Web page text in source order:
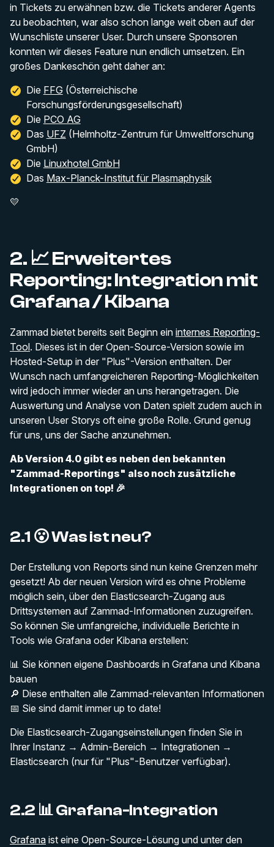
in Tickets zu erwähnen bzw. die Tickets anderer Agents
zu beobachten, war also schon lange weit oben auf der
Wunschliste unserer User. Durch unsere Sponsoren
konnten wir dieses Feature nun endlich umsetzen. Ein
großes Dankeschön geht daher an:
Die FFG(Österreichische
Forschungsförderungsgesellschaft)
Die PCO AG
Das UFZ (Helmholtz-Zentrum für Umweltforschung
GmbH)
Die Linuxhotel GmbH
Das Max-Planck-Institut für Plasmaphysik
💛
2. 📈 Erweitertes
Reporting: Integration mit
Grafana / Kibana
Zammad bietet bereits seit Beginn ein internes Reporting-
Tool. Dieses ist in der Open-Source-Version sowie im
Hosted-Setup in der "Plus"-Version enthalten. Der
Wunsch nach umfangreicheren Reporting-Möglichkeiten
wird jedoch immer wieder an uns herangetragen. Die
Auswertung und Analyse von Daten spielt zudem auch in
unseren User Storys oft eine große Rolle. Grund genug
für uns, uns der Sache anzunehmen.
Ab Version 4.0 gibt es neben den bekannten
"Zammad-Reportings" also noch zusätzliche
Integrationen on top! 🎉
2.1 😮 Was ist neu?
Der Erstellung von Reports sind nun keine Grenzen mehr
gesetzt! Ab der neuen Version wird es ohne Probleme
möglich sein, über den Elasticsearch-Zugang aus
Drittsystemen auf Zammad-Informationen zuzugreifen.
So können Sie umfangreiche, individuelle Berichte in
Tools wie Grafana oder Kibana erstellen:
📊 Sie können eigene Dashboards in Grafana und Kibana
bauen
🔎 Diese enthalten alle Zammad-relevanten Informationen
📅 Sie sind damit immer up to date!
Die Elasticsearch-Zugangseinstellungen finden Sie in
Ihrer Instanz → Admin-Bereich → Integrationen →
Elasticsearch (nur für "Plus"-Benutzer verfügbar).
2.2 📊 Grafana-Integration
Grafana ist eine Open-Source-Lösung und unter den